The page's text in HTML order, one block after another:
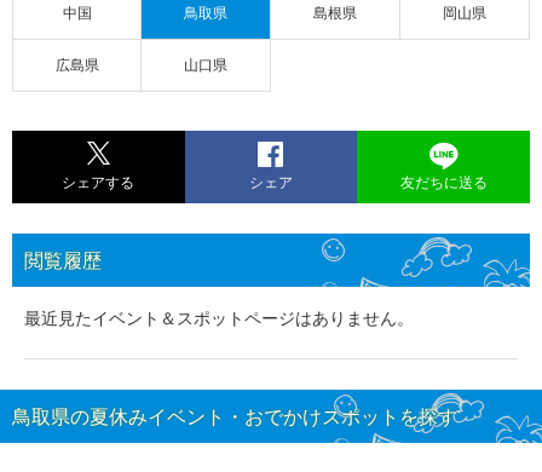
中国 鳥取県 島根県 岡山県
広島県 山口県
シェアする シェア 友だちに送る
閲覧履歴
最近見たイベント＆スポットページはありません。
鳥取県の夏休みイベント・おでかけスポットを探す